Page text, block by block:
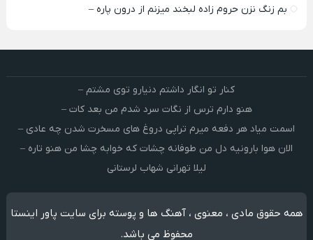
بم زنگ نزن حروم زاده لبخند میزنم از درون پاره –
کنار تو انگار داشتم دنیارو توی مشتم –
هنو دارم ترس از نگات سرد شدم من بعد کات –
اسمت میاد هر دفعه میرم تراپی دروغ‌ های مسخرت شدن چه عادی –
الان هوا بارونیه دل من طوفانه چشات که خوابه چشا من هنو تاره –
لیلا تهرانی شهاب لرستانی
همه حقوق مادی ، معنوی ، آهنگ ها و پوسته برای سایت پاور اینستا
محفوظ می باشد.